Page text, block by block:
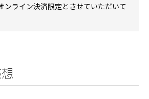
ンライン決済限定とさせていただいて